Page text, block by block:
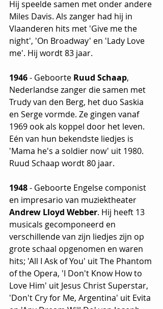
Hij speelde samen met onder andere
Miles Davis. Als zanger had hij in
Vlaanderen hits met 'Give me the
night', 'On Broadway' en 'Lady Love
me'. Hij wordt 83 jaar.
1946 - Geboorte Ruud Schaap,
Nederlandse zanger die samen met
Trudy van den Berg, het duo Saskia
en Serge vormde. Ze gingen vanaf
1969 ook als koppel door het leven.
Eén van hun bekendste liedjes is
'Mama he's a soldier now' uit 1980.
Ruud Schaap wordt 80 jaar.
1948 - Geboorte Engelse componist
en impresario van muziektheater
Andrew Lloyd Webber. Hij heeft 13
musicals gecomponeerd en
verschillende van zijn liedjes zijn op
grote schaal opgenomen en waren
hits; 'All I Ask of You' uit The Phantom
of the Opera, 'I Don't Know How to
Love Him' uit Jesus Christ Superstar,
'Don't Cry for Me, Argentina' uit Evita